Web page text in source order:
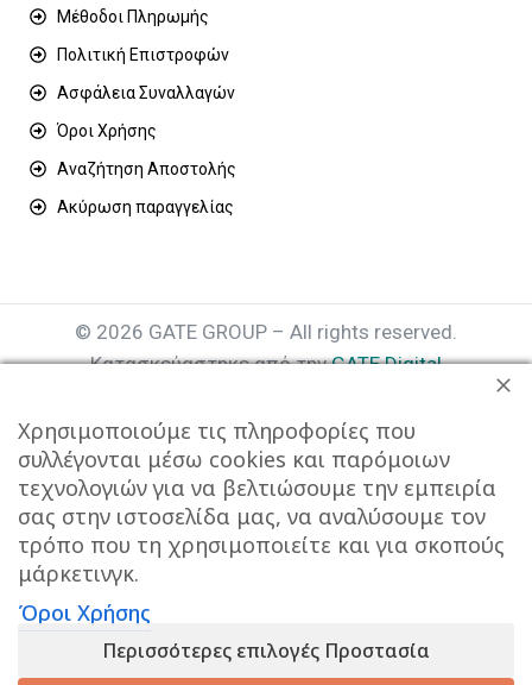
Μέθοδοι Πληρωμής
Πολιτική Επιστροφών
Ασφάλεια Συναλλαγών
Όροι Χρήσης
Αναζήτηση Αποστολής
Ακύρωση παραγγελίας
© 2026 GATE GROUP – All rights reserved.
Κατασκεύαστηκε από τηνGATE Digital
Αριθμός Γ.Ε.ΜΗ. : 077935642000
χρησιμοποιεί το Google Analytics για τη συλλογή μη-
Χρησιμοποιούμε τις πληροφορίες που
συλλέγονται μέσω cookies και παρόμοιων
τεχνολογιών για να βελτιώσουμε την εμπειρία
σας στην ιστοσελίδα μας, να αναλύσουμε τον
τρόπο που τη χρησιμοποιείτε και για σκοπούς
μάρκετινγκ.
Όροι Χρήσης
Περισσότερες επιλογές Προστασία